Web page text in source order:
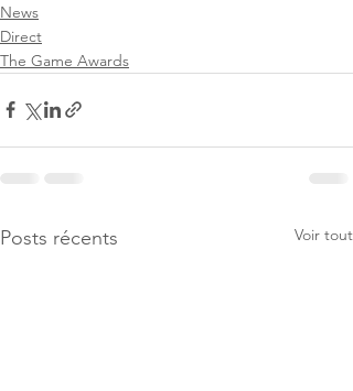
News
Direct
The Game Awards
Posts récents Voir tout